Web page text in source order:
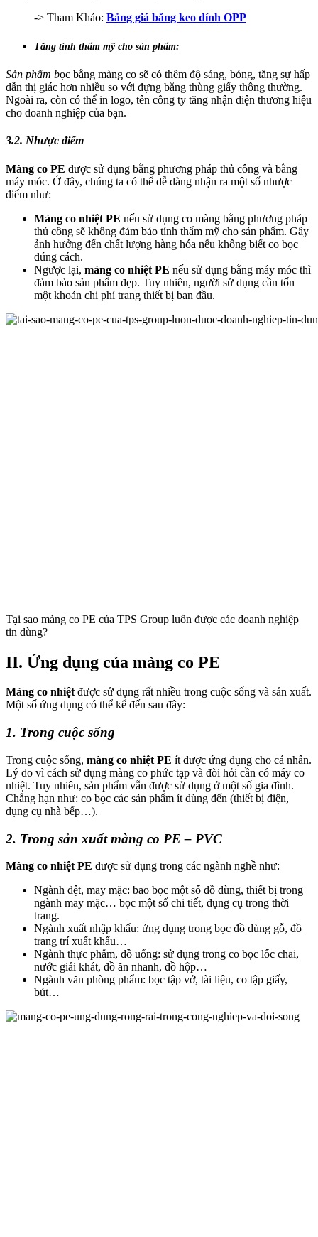
-> Tham Khảo: Bảng giá băng keo dính OPP
Tăng tính thẩm mỹ cho sản phẩm:
Sản phẩm bọc bằng màng co sẽ có thêm độ sáng, bóng, tăng sự hấp
dẫn thị giác hơn nhiều so với đựng bằng thùng giấy thông thường.
Ngoài ra, còn có thể in logo, tên công ty tăng nhận diện thương hiệu
cho doanh nghiệp của bạn.
3.2. Nhược điểm
Màng co PE được sử dụng bằng phương pháp thủ công và bằng
máy móc. Ở đây, chúng ta có thể dễ dàng nhận ra một số nhược
điểm như:
Màng co nhiệt PE nếu sử dụng co màng bằng phương pháp
thủ công sẽ không đảm bảo tính thẩm mỹ cho sản phẩm. Gây
ảnh hưởng đến chất lượng hàng hóa nếu không biết co bọc
đúng cách.
Ngược lại, màng co nhiệt PE nếu sử dụng bằng máy móc thì
đảm bảo sản phẩm đẹp. Tuy nhiên, người sử dụng cần tốn
một khoản chi phí trang thiết bị ban đầu.
Tại sao màng co PE của TPS Group luôn được các doanh nghiệp
tin dùng?
II. Ứng dụng của màng co PE
Màng co nhiệtđược sử dụng rất nhiều trong cuộc sống và sản xuất.
Một số ứng dụng có thể kể đến sau đây:
1. Trong cuộc sống
Trong cuộc sống, màng co nhiệt PE ít được ứng dụng cho cá nhân.
Lý do vì cách sử dụng màng co phức tạp và đòi hỏi cần có máy co
nhiệt. Tuy nhiên, sản phẩm vẫn được sử dụng ở một số gia đình.
Chẳng hạn như: co bọc các sản phẩm ít dùng đến (thiết bị điện,
dụng cụ nhà bếp…).
2. Trong sản xuất màng co PE – PVC
Màng co nhiệt PE được sử dụng trong các ngành nghề như:
Ngành dệt, may mặc: bao bọc một số đồ dùng, thiết bị trong
ngành may mặc… bọc một số chi tiết, dụng cụ trong thời
trang.
Ngành xuất nhập khẩu: ứng dụng trong bọc đồ dùng gỗ, đồ
trang trí xuất khẩu…
Ngành thực phẩm, đồ uống: sử dụng trong co bọc lốc chai,
nước giải khát, đồ ăn nhanh, đồ hộp…
Ngành văn phòng phẩm: bọc tập vở, tài liệu, co tập giấy,
bút…